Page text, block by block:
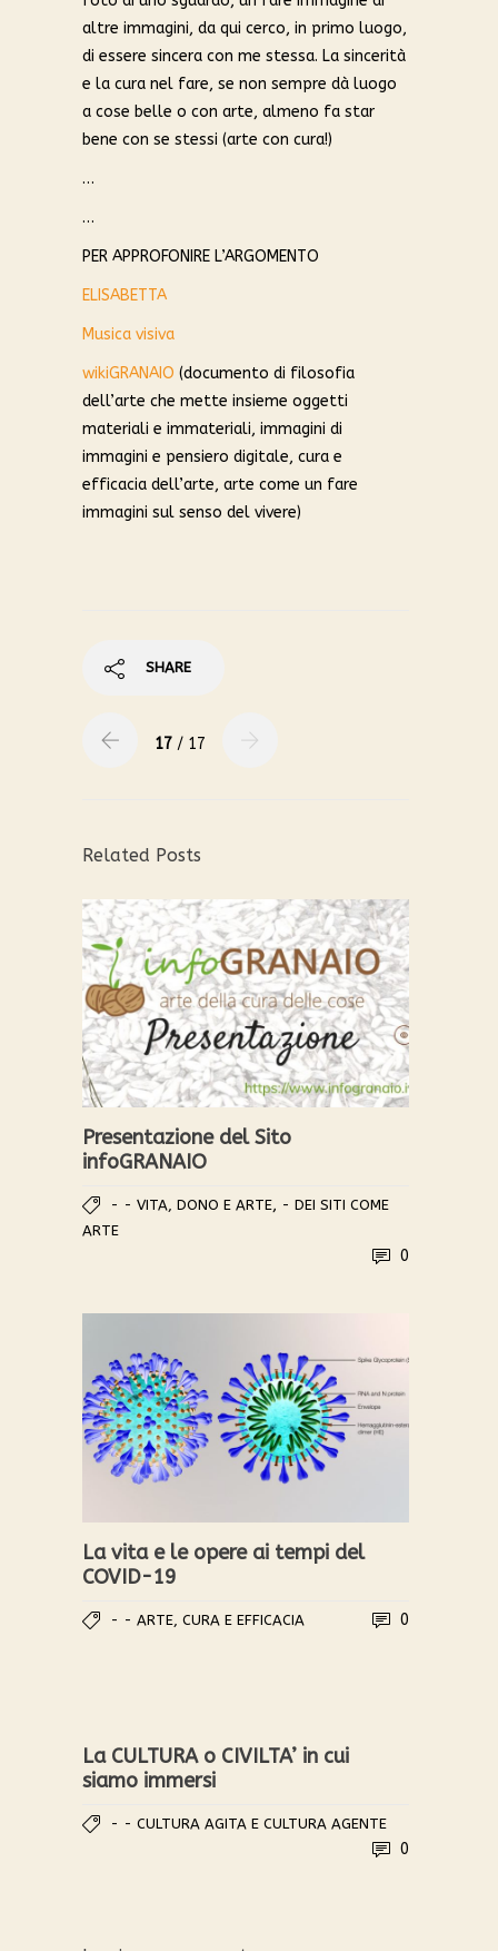
altre immagini, da qui cerco, in primo luogo,
di essere sincera con me stessa. La sincerità
e la cura nel fare, se non sempre dà luogo
a cose belle o con arte, almeno fa star
bene con se stessi (arte con cura!)
…
…
PER APPROFONIRE L’ARGOMENTO
ELISABETTA
Musica visiva
wikiGRANAIO (documento di filosofia
dell’arte che mette insieme oggetti
materiali e immateriali, immagini di
immagini e pensiero digitale, cura e
efficacia dell’arte, arte come un fare
immagini sul senso del vivere)
SHARE
17 / 17
Related Posts
Presentazione del Sito
infoGRANAIO
- - VITA, DONO E ARTE, - DEI SITI COME
ARTE
0
La vita e le opere ai tempi del
COVID-19
- - ARTE, CURA E EFFICACIA 0
La CULTURA o CIVILTA’ in cui
siamo immersi
- - CULTURA AGITA E CULTURA AGENTE
0